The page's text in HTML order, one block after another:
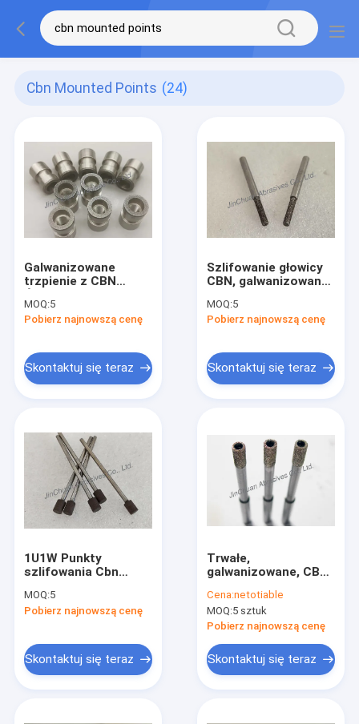
Cbn Mounted Points (24)
Galwanizowane
trzpienie z CBN
kołki B151
MOQ:5
Pobierz najnowszą cenę
Skontaktuj się teraz
Szlifowanie głowicy
CBN, galwanizowane,
MOQ:5
Pobierz najnowszą cenę
Skontaktuj się teraz
1U1W Punkty
szlifowania Cbn
do szlifowania i
polerowania
MOQ:5
Pobierz najnowszą cenę
Skontaktuj się teraz
Trwałe,
galwanizowane, CBN
stali narzędziowej o
dużej prędkości
Cena:netotiable
MOQ:5 sztuk
Pobierz najnowszą cenę
Skontaktuj się teraz